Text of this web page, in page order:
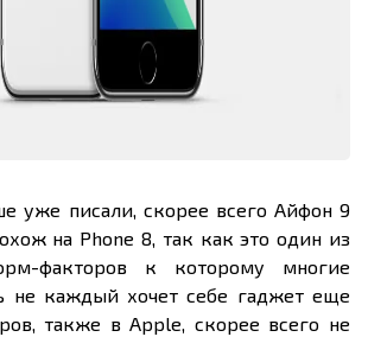
уже писали, скорее всего Айфон 9
на Phone 8, так как это один из
факторов к которому многие
не каждый хочет себе гаджет еще
также в Apple, скорее всего не